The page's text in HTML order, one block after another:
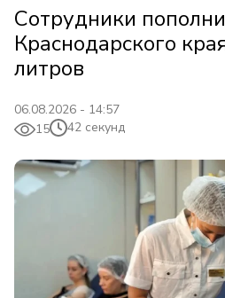
Сотрудники
Краснодарского
литров
06.08.2026 - 14:57
15
42 секунд